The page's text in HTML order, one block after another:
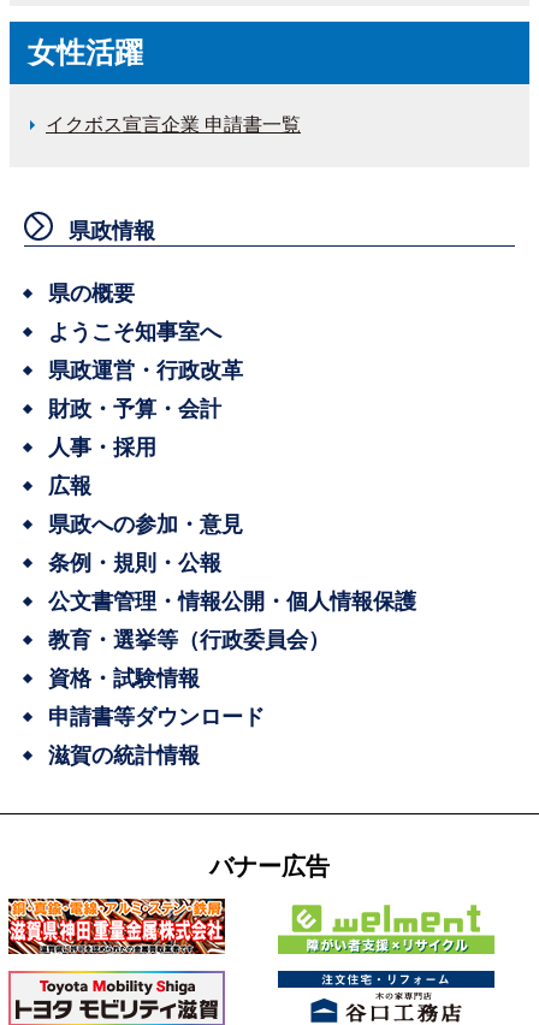
女性活躍
イクボス宣言企業 申請書一覧
県政情報
県の概要
ようこそ知事室へ
県政運営・行政改革
財政・予算・会計
人事・採用
広報
県政への参加・意見
条例・規則・公報
公文書管理・情報公開・個人情報保護
教育・選挙等（行政委員会）
資格・試験情報
申請書等ダウンロード
滋賀の統計情報
バナー広告